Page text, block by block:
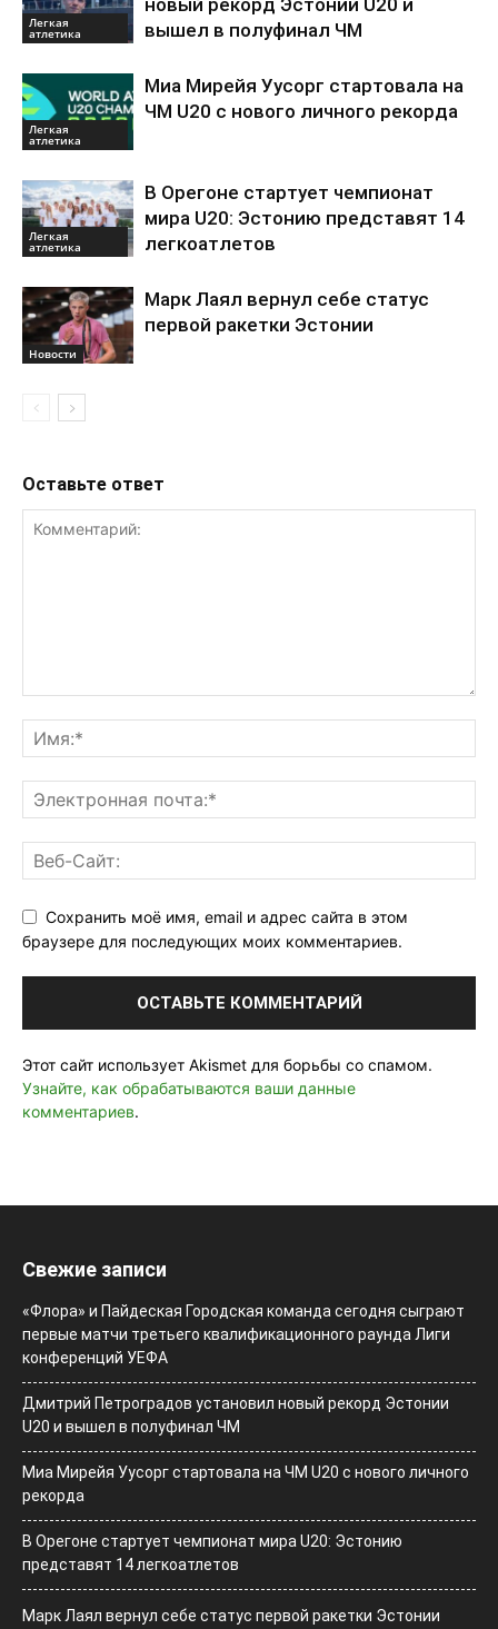
Легкая
атлетика
вышел в полуфинал ЧМ
Легкая
атлетика
Миа Мирейя Уусорг стартовала на
ЧМ U20 c нового личного рекорда
Легкая
атлетика
В Орегоне стартует чемпионат
мира U20: Эстонию представят 14
легкоатлетов
Новости
Марк Лаял вернул себе статус
первой ракетки Эстонии
Оставьте ответ
Сохранить моё имя, email и адрес сайта в этом
браузере для последующих моих комментариев.
Этот сайт использует Akismet для борьбы со спамом.
Узнайте, как обрабатываются ваши данные
комментариев.
Свежие записи
«Флора» и Пайдеская Городская команда сегодня сыграют
первые матчи третьего квалификационного раунда Лиги
конференций УЕФА
Дмитрий Петроградов установил новый рекорд Эстонии
U20 и вышел в полуфинал ЧМ
Миа Мирейя Уусорг стартовала на ЧМ U20 c нового личного
рекорда
В Орегоне стартует чемпионат мира U20: Эстонию
представят 14 легкоатлетов
Марк Лаял вернул себе статус первой ракетки Эстонии